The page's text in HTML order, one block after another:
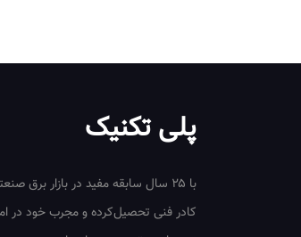
پلی تکنیک
با ۲۵ سال سابقه مفید در بازار برق
کادر فنی تحصیل‌کرده و مجرب خود در